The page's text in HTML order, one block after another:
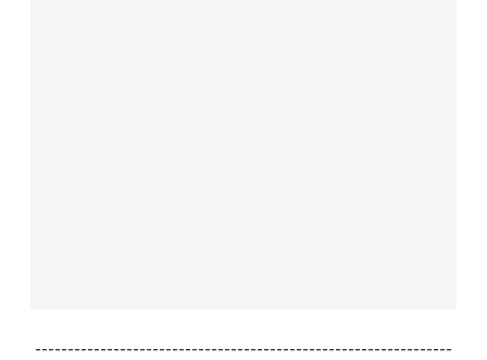
----------------------------------------------------------------